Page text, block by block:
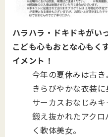
ハラハラ・ドキドキがい
こども心もおとな心もく
イメント！
今年の夏休みは古
きらびやかな衣装に
サーカスおなじみキ
鍛え抜かれたアク
く軟体美女。